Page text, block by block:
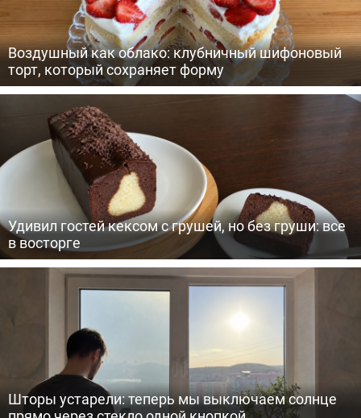
Воздушный как облако: клубничный шифоновый
торт, который сохраняет форму
Удивил гостей кексом с грушей, но без груши: все
в восторге
Шторы устарели: теперь мы выключаем солнце